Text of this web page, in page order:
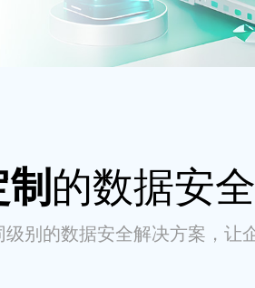
的数据安
别的数据安全解决方案，让